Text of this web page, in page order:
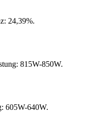
24,39%.
815W-850W.
605W-640W.